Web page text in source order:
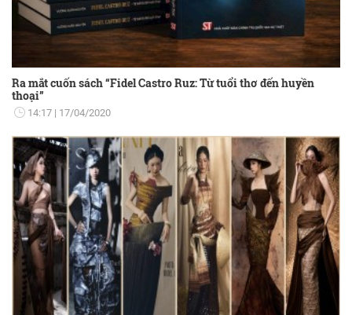
Ra mắt cuốn sách “Fidel Castro Ruz: Từ tuổi thơ đến huyền
thoại”
14:17 17/04/2020